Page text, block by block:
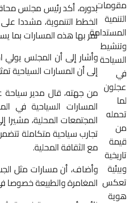
مقومات
التنمية
المستدامة
وتنشيط
السياحة
في
عجلون
لما
تحمله
من
قيمة
تاريخية
وبيئية
تعكس
هوية
بدوره، أكد رئيس مجلس
الخطط التنموية، مشددا
تمر بها هذه المسارات
وأشار إلى أن المجلس يولي
إلى أن المسارات السياحية
من جهته، قال مدير سياحة
المسارات السياحية في
المجتمعات المحلية، مشيرا
تجارب سياحية متكاملة
مع الثقافة المحلية.
وأضاف، أن مسارات مثل
المغامرة والطبيعة خصوصا